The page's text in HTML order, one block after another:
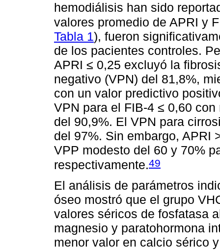
hemodiálisis han sido
valores promedio de APRI y
Tabla 1), fueron
de los pacientes controles.
APRI ≤ 0,25 excluyó la
negativo (VPN) del 81,8%,
con un valor predictivo
VPN para el FIB-4 ≤ 0,60
del 90,9%. El VPN para
del 97%. Sin embargo, APRI
VPP modesto del 60 y 70%
respectivamente.49
El análisis de parámetros
óseo mostró que el grupo
valores séricos de fosfatasa
magnesio y paratohormona
menor valor en calcio sérico